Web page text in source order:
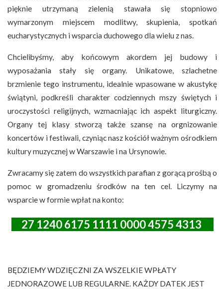
pięknie utrzymaną zielenią stawała się stopniowo
wymarzonym miejscem modlitwy, skupienia, spotkań
eucharystycznych i wsparcia duchowego dla wielu z nas.
Chcielibyśmy, aby końcowym akordem jej budowy i
wyposażania stały się organy. Unikatowe, szlachetne
brzmienie tego instrumentu, idealnie wpasowane w akustykę
świątyni, podkreśli charakter codziennych mszy świętych i
uroczystości religijnych, wzmacniając ich aspekt liturgiczny.
Organy tej klasy stworzą także szansę na orgnizowanie
koncertów i festiwali, czyniąc nasz kościół ważnym ośrodkiem
kultury muzycznej w Warszawie i na Ursynowie.
Zwracamy się zatem do wszystkich parafian z gorącą prośbą o
pomoc w gromadzeniu środków na ten cel. Liczymy na
wsparcie w formie wpłat na konto:
27 1240 6175 1111 0000 4575 4313
BĘDZIEMY WDZIĘCZNI ZA WSZELKIE WPŁATY
JEDNORAZOWE LUB REGULARNE. KAŻDY DATEK JEST